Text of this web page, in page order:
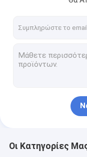
Οι Κατηγορίες